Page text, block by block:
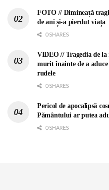
FOTO // Dimineață
de ani și-a pierdut viața
0 SHARES
VIDEO // Tragedia de
murit înainte de a
rudele
0 SHARES
Pericol de apocalipsă
Pământului ar putea
0 SHARES